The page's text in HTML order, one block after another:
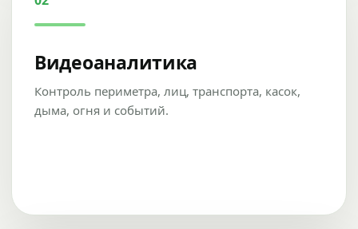
Видеоаналитика
Контроль периметра, лиц, транспорта, касок,
дыма, огня и событий.